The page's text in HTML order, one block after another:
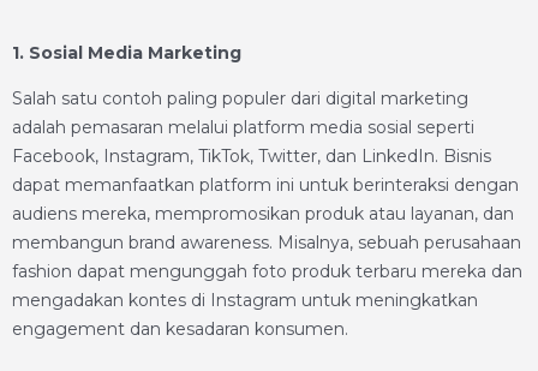
1. Sosial Media Marketing
Salah satu contoh paling populer dari digital marketing
adalah pemasaran melalui platform media sosial seperti
Facebook, Instagram, TikTok, Twitter, dan LinkedIn. Bisnis
dapat memanfaatkan platform ini untuk berinteraksi dengan
audiens mereka, mempromosikan produk atau layanan, dan
membangun brand awareness. Misalnya, sebuah perusahaan
fashion dapat mengunggah foto produk terbaru mereka dan
mengadakan kontes di Instagram untuk meningkatkan
engagement dan kesadaran konsumen.